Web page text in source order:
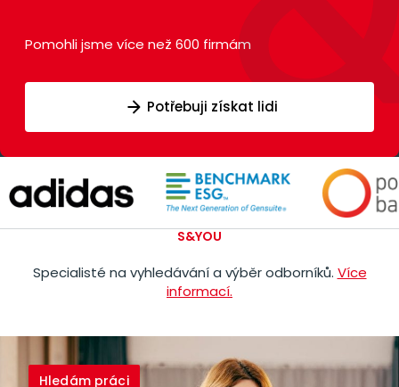
Pomohli jsme více než 600 firmám
Potřebuji získat lidi
S&YOU
Specialisté na vyhledávání a výběr odborníků. Více
informací.
Hledám práci